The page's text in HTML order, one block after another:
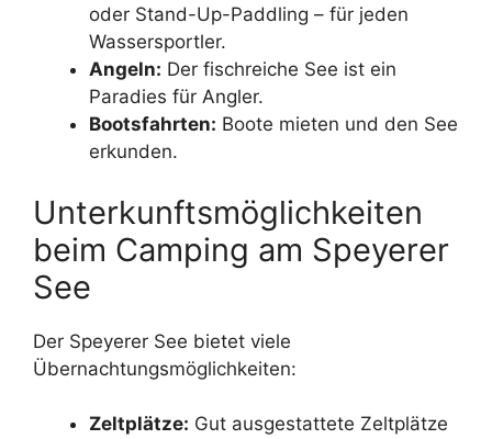
oder Stand-Up-Paddling – für jeden
Wassersportler.
Angeln: Der fischreiche See ist ein
Paradies für Angler.
Bootsfahrten: Boote mieten und den See
erkunden.
Unterkunftsmöglichkeiten
beim Camping am Speyerer
See
Der Speyerer See bietet viele
Übernachtungsmöglichkeiten:
Zeltplätze: Gut ausgestattete Zeltplätze